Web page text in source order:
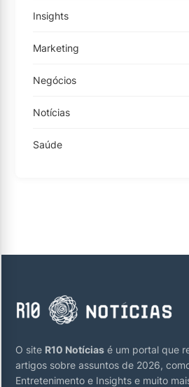
Insights
Marketing
Negócios
Notícias
Saúde
O site R10 Notícias é um portal que
artigos sobre assuntos de 2026,
Entretenimento e Insights e muito